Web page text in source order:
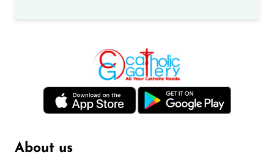
About us